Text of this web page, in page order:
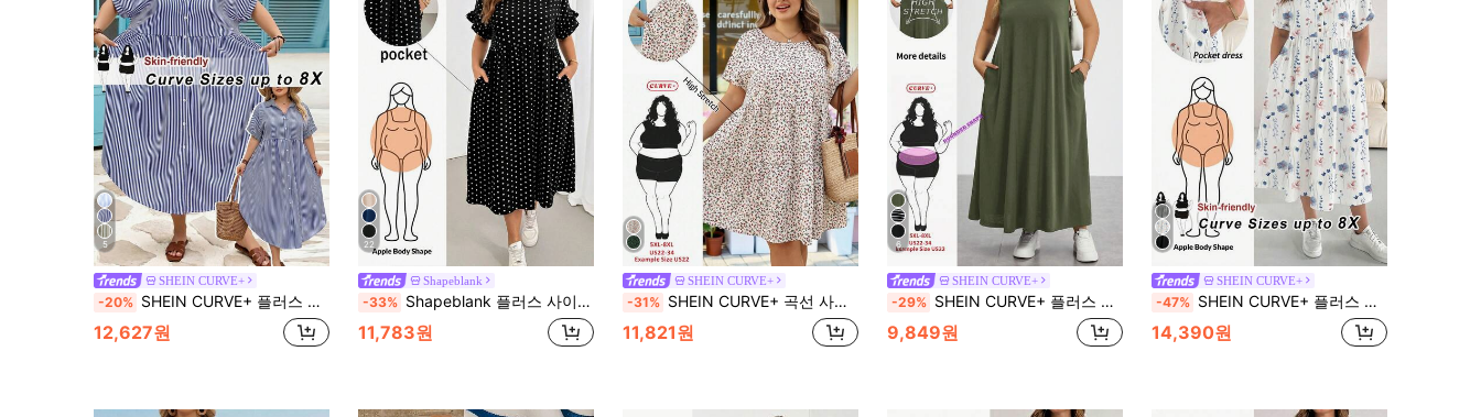
5
SHEIN CURVE+
-20% SHEIN CURVE+ 플러스 사이즈 스트라이프 프린트 버튼 프론트 캐주얼 반팔 드레스, 여름/휴가 착용에 적합, 여성 휴가 의류, 여성 비치 휴가 의류, 여름 드레스, 플러스 사이즈 셔츠 드레스, 플러스 사이즈 캐주얼 드레스
12,627원
22
Shapeblank
-33% Shapeblank 플러스 사이즈 여성 봄/여름 패션 캐주얼 루즈 쿨 편안한 일상 기본 다용도 슬리밍 블랙 & 화이트 폴카 도트 반팔 미드 길이 드레스 포켓 포함, 휴가 의상, 미니멀리스트 스타일, 빈티지 드레스
11,783원
SHEIN CURVE+
-31% SHEIN CURVE+ 곡선 사이즈 US22뮤직 페스티벌, 해변 휴가, 보헤미아 여성 봄 여름 드레스 여성 복고풍 드레스
11,821원
6
SHEIN CURVE+
-29% SHEIN CURVE+ 플러스 사이즈 여성 여름 드레스, 여성 여름 드레스, 여성 휴가 드레스, 여성 여름 드레스, 졸업 드레스, 비즈니스 캐주얼 여성 드레스, 여성 오피스 드레스, 졸업 드레스, 새로운 패션 캐주얼 출퇴근 의상, 포켓이 있는 스트라이프 민소매 드레스, 롱 드레스, A라인 드레스, 블랙 앤 화이트 스트라이프 드레스
9,849원
SHEIN CURVE+
-47% SHEIN CURVE+ 플러스 사이즈 캐주얼 휴가 로맨틱 플로럴 프린트 반팔 여성 드레스, 화이트 드레스
14,390원